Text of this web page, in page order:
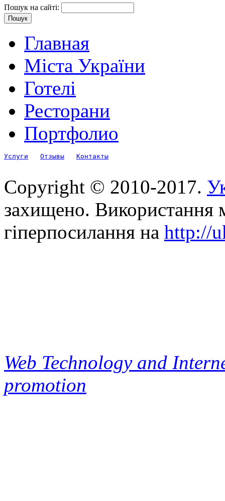
Пошук на сайті:
Главная
Міста України
Готелі
Ресторани
Портфолио
Услуги Отзывы Контакты
Copyright © 2010-2017.
захищено. Використання
гіперпосилання на http://
Web Technology and
promotion